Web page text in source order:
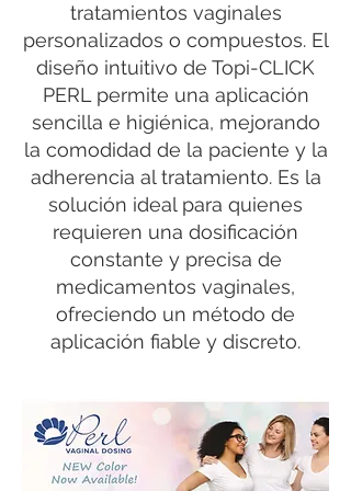
tratamientos vaginales
personalizados o compuestos. El
diseño intuitivo de Topi-CLICK
PERL permite una aplicación
sencilla e higiénica, mejorando
la comodidad de la paciente y la
adherencia al tratamiento. Es la
solución ideal para quienes
requieren una dosificación
constante y precisa de
medicamentos vaginales,
ofreciendo un método de
aplicación fiable y discreto.